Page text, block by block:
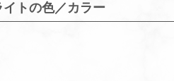
トの色／カラー